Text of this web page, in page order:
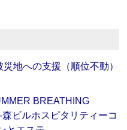
地への支援（順位不動）
BREATHING
森ビルホスピタリティーコ